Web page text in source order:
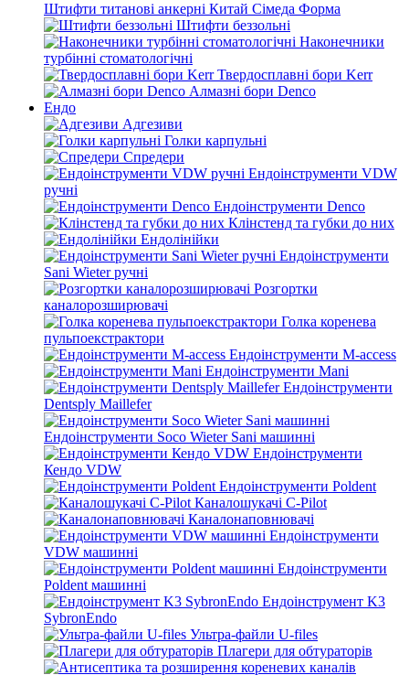
Штифти титанові анкерні Китай Сімеда Форма
Штифти беззольні
Наконечники
турбінні стоматологічні
Твердосплавні бори Kerr
Алмазні бори Denco
Ендо
Адгезиви
Голки карпульні
Спредери
Ендоінструменти VDW
ручні
Ендоінструменти Denco
Клінстенд та губки до них
Ендолінійки
Ендоінструменти
Sani Wieter ручні
Розгортки
каналорозширювачі
Голка коренева
пульпоекстрактори
Ендоінструменти M-access
Ендоінструменти Mani
Ендоінструменти
Dentsply Maillefer
Ендоінструменти Soco Wieter Sani машинні
Ендоінструменти
Кендо VDW
Ендоінструменти Poldent
Каналошукачі C-Pilot
Каналонаповнювачі
Ендоінструменти
VDW машинні
Ендоінструменти
Poldent машинні
Ендоінструмент K3
SybronEndo
Ультра-файли U-files
Плагери для обтураторів